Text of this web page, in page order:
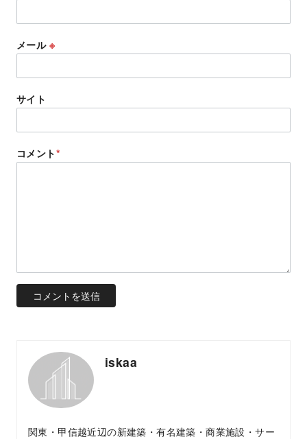
メール ※
サイト
コメント*
iskaa
関東・甲信越近辺の新建築・有名建築・商業施設・サー